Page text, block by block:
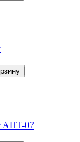
AHT-07